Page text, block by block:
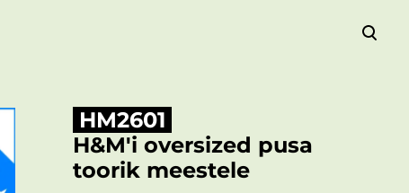
HM2601
H&M'i oversized pusa
toorik meestele